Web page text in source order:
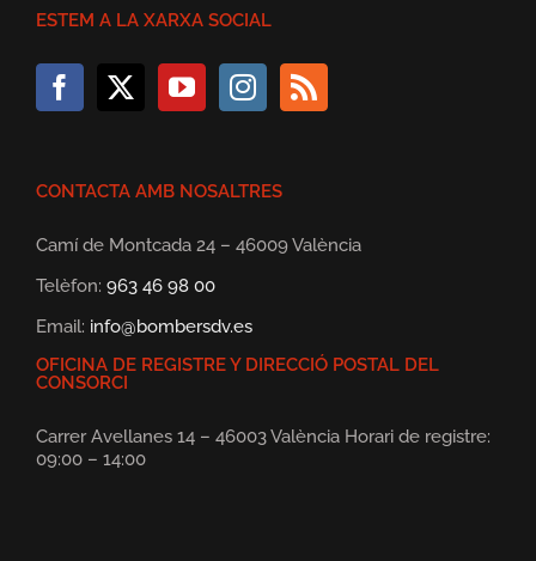
ESTEM A LA XARXA SOCIAL
CONTACTA AMB NOSALTRES
Camí de Montcada 24 – 46009 València
Telèfon: 963 46 98 00
Email: info@bombersdv.es
OFICINA DE REGISTRE Y DIRECCIÓ POSTAL DEL
CONSORCI
Carrer Avellanes 14 – 46003 València Horari de registre:
09:00 – 14:00